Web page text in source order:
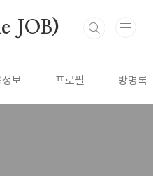
JOB)
보 프로필 방명록